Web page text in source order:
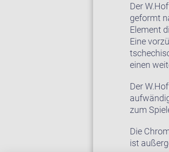
Der
geformt
Element
Eine
einen
Der
zum
Die
ist